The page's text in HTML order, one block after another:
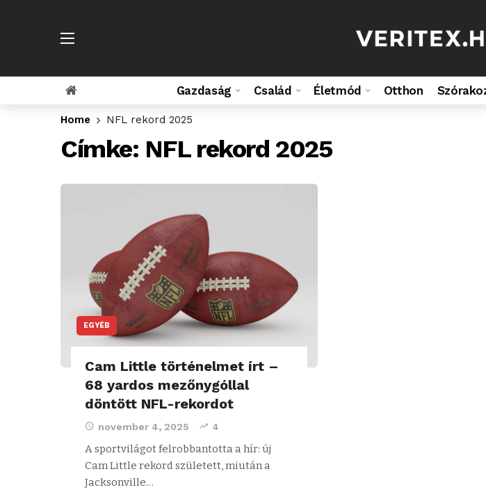
Gazdaság Család Életmód Otthon
Home NFL rekord 2025
Címke: NFL rekord 2025
EGYÉB
Cam Little történelmet írt –
68 yardos mezőnygóllal
döntött NFL-rekordot
november 4, 2025 4
A sportvilágot felrobbantotta a hír: új
Cam Little rekord született, miután a
Jacksonville…